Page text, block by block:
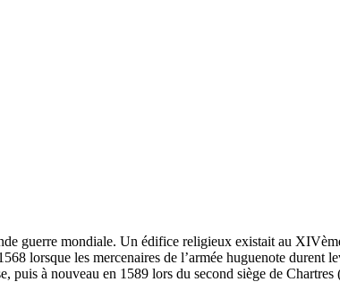
guerre mondiale. Un édifice religieux existait au
lorsque les mercenaires de l’armée huguenote durent
puis à nouveau en 1589 lors du second siège de